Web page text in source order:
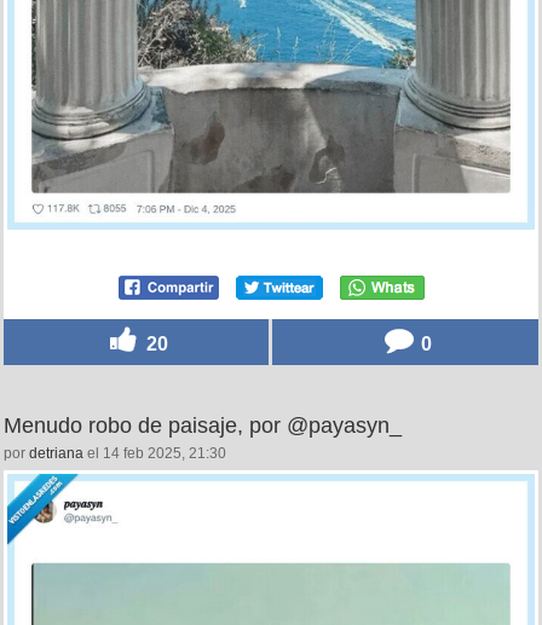
20 0
Menudo robo de paisaje, por @payasyn_
por detriana el 14 feb 2025, 21:30